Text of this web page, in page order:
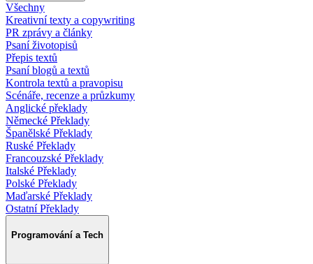
Všechny
Kreativní texty a copywriting
PR zprávy a články
Psaní životopisů
Přepis textů
Psaní blogů a textů
Kontrola textů a pravopisu
Scénáře, recenze a průzkumy
Anglické překlady
Německé Překlady
Španělské Překlady
Ruské Překlady
Francouzské Překlady
Italské Překlady
Polské Překlady
Maďarské Překlady
Ostatní Překlady
Programování a Tech